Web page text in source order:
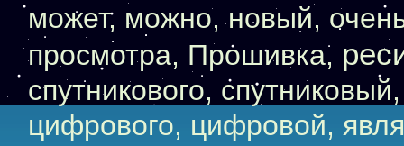
может, можно,новый,
просмотра,Прошивка,
спутникового,спутниковый
цифрового, цифровой,